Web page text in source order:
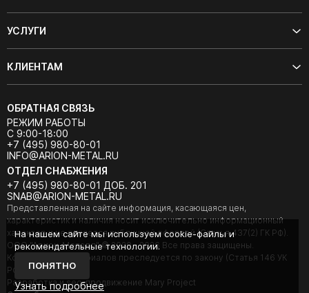
УСЛУГИ
КЛИЕНТАМ
ОБРАТНАЯ СВЯЗЬ
РЕЖИМ РАБОТЫ
С 9:00-18:00
+7 (495) 980-80-01
INFO@ARION-METAL.RU
ОТДЕЛ СНАБЖЕНИЯ
+7 (495) 980-80-01 ДОБ. 201
SNAB@ARION-METAL.RU
Представленная на сайте информация, касающаяся цен,
характеристик и наличия носит исключительно информационный
характер и не является публичной офертой (Статья 437(2) ГК РФ).
ООО "Арион-Металл" © 2020 - 2026 Все права защищены.
Копирование материалов преследуется по закону (Статья 146 УК
РФ).
Разработка и seo-продвижение Mary Project
На нашем сайте мы используем cookie-файлы и
рекомендательные технологии.
ПОНЯТНО
Узнать подробнее